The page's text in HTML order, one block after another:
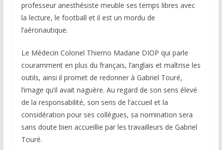
professeur anesthésiste meuble ses temps libres avec
la lecture, le football et il est un mordu de
l’aéronautique.
Le Médecin Colonel Thierno Madane DIOP qui parle
couramment en plus du français, l’anglais et maîtrise les
outils, ainsi il promet de redonner à Gabriel Touré,
l’image qu’il avait naguère. Au regard de son sens élevé
de la responsabilité, son sens de l’accueil et la
considération pour ses collègues, sa nomination sera
sans doute bien accueillie par les travailleurs de Gabriel
Touré.